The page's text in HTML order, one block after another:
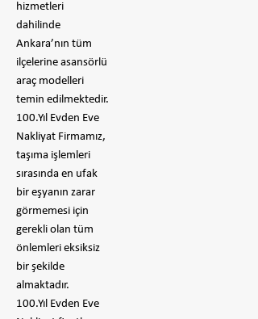
hizmetleri
dahilinde
Ankara’nın tüm
ilçelerine asansörlü
araç modelleri
temin edilmektedir.
100.Yıl Evden Eve
Nakliyat Firmamız,
taşıma işlemleri
sırasında en ufak
bir eşyanın zarar
görmemesi için
gerekli olan tüm
önlemleri eksiksiz
bir şekilde
almaktadır.
100.Yıl Evden Eve